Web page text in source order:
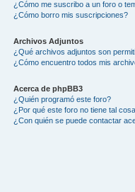
¿Cómo me suscribo a un foro o
¿Cómo borro mis suscripciones?
Archivos Adjuntos
¿Qué archivos adjuntos son
¿Cómo encuentro todos mis
Acerca de phpBB3
¿Quién programó este foro?
¿Por qué este foro no tiene tal
¿Con quién se puede contactar